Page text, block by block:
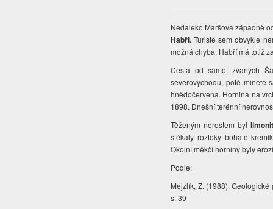
Nedaleko Maršova západně
Habří. Turisté sem obvykle
možná chyba. Habří má totiž
Cesta od samot zvaných
severovýchodu, poté minete
hnědočervena. Hornina na
1898. Dnešní terénní
Těženým nerostem byl limonit
stékaly roztoky bohaté
Okolní měkčí horniny byly
Podle:
Mejzlík, Z. (1988):
s. 39